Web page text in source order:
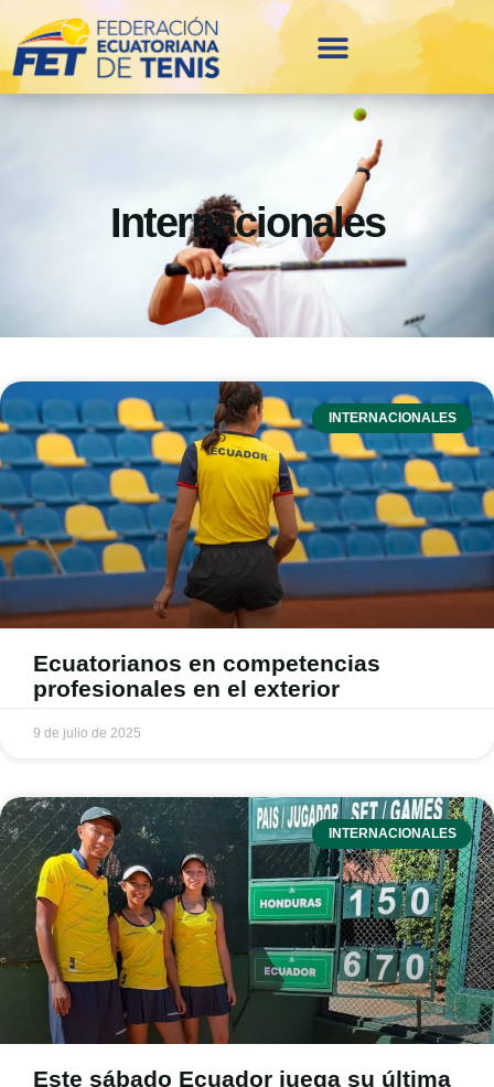
Internacionales
INTERNACIONALES
Ecuatorianos en competencias
profesionales en el exterior
9 de julio de 2025
INTERNACIONALES
Este sábado Ecuador juega su última